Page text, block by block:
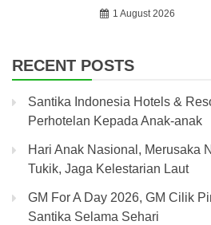
1 August 2026
RECENT POSTS
Santika Indonesia Hotels &
Perhotelan Kepada Anak-anak
Hari Anak Nasional, Merusaka
Tukik, Jaga Kelestarian Laut
GM For A Day 2026, GM Cilik
Santika Selama Sehari